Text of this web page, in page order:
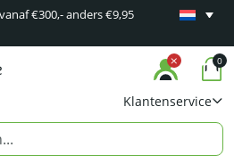
€300,- anders €9,95
Minimaal
Klantenservice
0